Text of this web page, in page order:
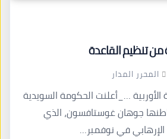
تنظيم القاعدة
المحرر المدار
الأوربية …_أعلنت الحكومة السويدية
جوهان غوستافسون، الذي
في نوفمبر…